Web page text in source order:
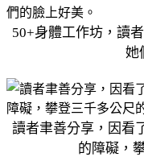
50+身體工作坊，讀
她
讀者聿善分享，因看
的障礙，